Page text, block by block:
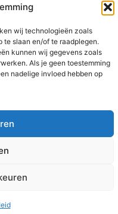
wij technologieën zoals
te slaan en/of te raadplegen.
kunnen wij gegevens zoals
Als je geen toestemming
nadelige invloed hebben op